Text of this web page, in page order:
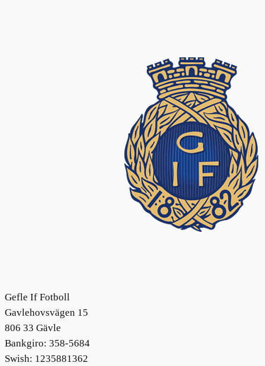
Gefle If Fotboll
Gavlehovsvägen 15
806 33 Gävle
Bankgiro: 358-5684
Swish: 1235881362